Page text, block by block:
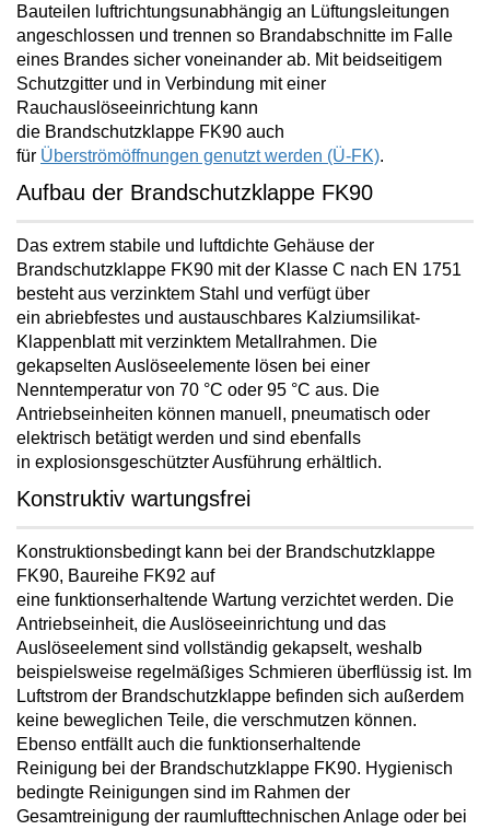
Bauteilen luftrichtungsunabhängig an Lüftungsleitungen
angeschlossen und trennen so Brandabschnitte im Falle
eines Brandes sicher voneinander ab. Mit beidseitigem
Schutzgitter und in Verbindung mit einer
Rauchauslöseeinrichtung kann
die Brandschutzklappe FK90 auch
für Überströmöffnungen genutzt werden (Ü-FK).
Aufbau der Brandschutzklappe FK90
Das extrem stabile und luftdichte Gehäuse der
Brandschutzklappe FK90 mit der Klasse C nach EN 1751
besteht aus verzinktem Stahl und verfügt über
ein abriebfestes und austauschbares Kalziumsilikat-
Klappenblatt mit verzinktem Metallrahmen. Die
gekapselten Auslöseelemente lösen bei einer
Nenntemperatur von 70 °C oder 95 °C aus. Die
Antriebseinheiten können manuell, pneumatisch oder
elektrisch betätigt werden und sind ebenfalls
in explosionsgeschützter Ausführung erhältlich.
Konstruktiv wartungsfrei
Konstruktionsbedingt kann bei der Brandschutzklappe
FK90, Baureihe FK92 auf
eine funktionserhaltende Wartung verzichtet werden. Die
Antriebseinheit, die Auslöseeinrichtung und das
Auslöseelement sind vollständig gekapselt, weshalb
beispielsweise regelmäßiges Schmieren überflüssig ist. Im
Luftstrom der Brandschutzklappe befinden sich außerdem
keine beweglichen Teile, die verschmutzen können.
Ebenso entfällt auch die funktionserhaltende
Reinigung bei der Brandschutzklappe FK90. Hygienisch
bedingte Reinigungen sind im Rahmen der
Gesamtreinigung der raumlufttechnischen Anlage oder bei